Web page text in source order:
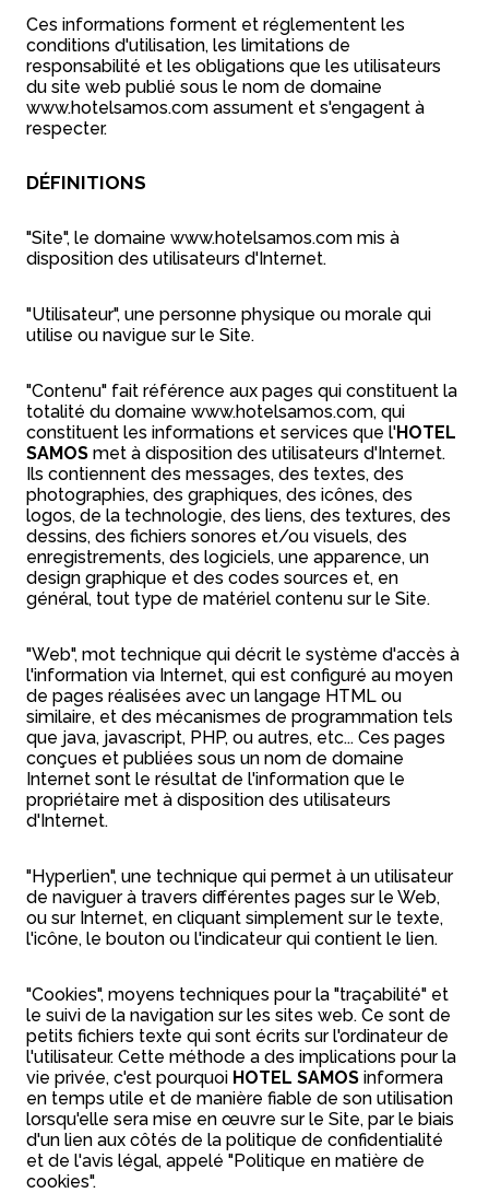
Ces informations forment et réglementent les
conditions d'utilisation, les limitations de
responsabilité et les obligations que les utilisateurs
du site web publié sous le nom de domaine
www.hotelsamos.com assument et s'engagent à
respecter.
DÉFINITIONS
"Site", le domaine www.hotelsamos.com mis à
disposition des utilisateurs d'Internet.
"Utilisateur", une personne physique ou morale qui
utilise ou navigue sur le Site.
"Contenu" fait référence aux pages qui constituent la
totalité du domaine www.hotelsamos.com, qui
constituent les informations et services que l'HOTEL
SAMOS met à disposition des utilisateurs d'Internet.
Ils contiennent des messages, des textes, des
photographies, des graphiques, des icônes, des
logos, de la technologie, des liens, des textures, des
dessins, des fichiers sonores et/ou visuels, des
enregistrements, des logiciels, une apparence, un
design graphique et des codes sources et, en
général, tout type de matériel contenu sur le Site.
"Web", mot technique qui décrit le système d'accès à
l'information via Internet, qui est configuré au moyen
de pages réalisées avec un langage HTML ou
similaire, et des mécanismes de programmation tels
que java, javascript, PHP, ou autres, etc... Ces pages
conçues et publiées sous un nom de domaine
Internet sont le résultat de l'information que le
propriétaire met à disposition des utilisateurs
d'Internet.
"Hyperlien", une technique qui permet à un utilisateur
de naviguer à travers différentes pages sur le Web,
ou sur Internet, en cliquant simplement sur le texte,
l'icône, le bouton ou l'indicateur qui contient le lien.
"Cookies", moyens techniques pour la "traçabilité" et
le suivi de la navigation sur les sites web. Ce sont de
petits fichiers texte qui sont écrits sur l'ordinateur de
l'utilisateur. Cette méthode a des implications pour la
vie privée, c'est pourquoi HOTEL SAMOS informera
en temps utile et de manière fiable de son utilisation
lorsqu'elle sera mise en œuvre sur le Site, par le biais
d'un lien aux côtés de la politique de confidentialité
et de l'avis légal, appelé "Politique en matière de
cookies".